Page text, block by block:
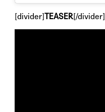
[divider]TEASER[/divider]